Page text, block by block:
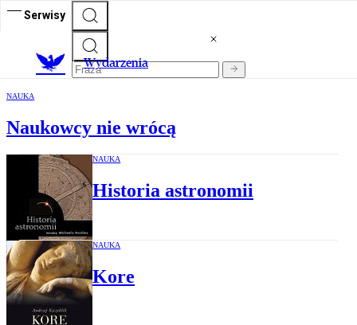
Serwisy
Wydarzenia
NAUKA
Naukowcy nie wrócą
NAUKA
Historia astronomii
NAUKA
Kore